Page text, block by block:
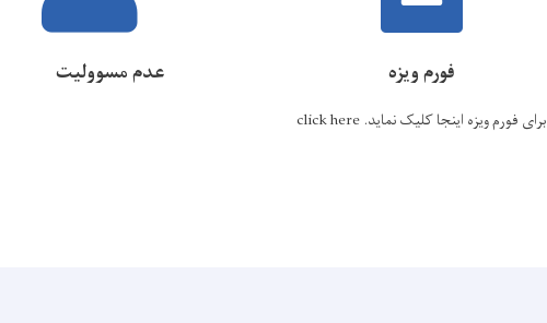
فورم ویزه
برای فورم ویزه اینجا کلیک نماید. click here
عدم مسوولیت